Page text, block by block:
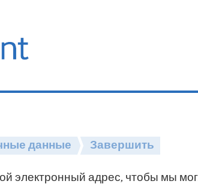
данные Завершить
электронный адрес, чтобы мы